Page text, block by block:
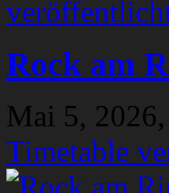
Rock am
Mai 5, 2026,
Timetable